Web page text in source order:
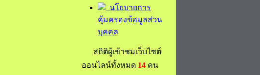
นโยบายการ
คุ้มครองข้อมูลส่วน
บุคคล
สถิติผู้เข้าชมเว็บไซต์
ออนไลน์ทั้งหมด 14 คน